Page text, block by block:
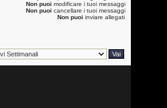
Non puoi modificare i tuoi messaggi
Non puoi cancellare i tuoi messaggi
Non puoi inviare allegati